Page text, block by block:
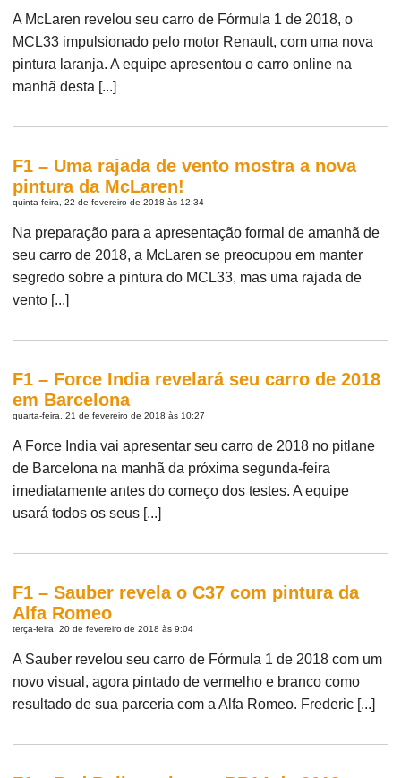
A McLaren revelou seu carro de Fórmula 1 de 2018, o
MCL33 impulsionado pelo motor Renault, com uma nova
pintura laranja. A equipe apresentou o carro online na
manhã desta [...]
F1 – Uma rajada de vento mostra a nova
pintura da McLaren!
quinta-feira, 22 de fevereiro de 2018 às 12:34
Na preparação para a apresentação formal de amanhã de
seu carro de 2018, a McLaren se preocupou em manter
segredo sobre a pintura do MCL33, mas uma rajada de
vento [...]
F1 – Force India revelará seu carro de 2018
em Barcelona
quarta-feira, 21 de fevereiro de 2018 às 10:27
A Force India vai apresentar seu carro de 2018 no pitlane
de Barcelona na manhã da próxima segunda-feira
imediatamente antes do começo dos testes. A equipe
usará todos os seus [...]
F1 – Sauber revela o C37 com pintura da
Alfa Romeo
terça-feira, 20 de fevereiro de 2018 às 9:04
A Sauber revelou seu carro de Fórmula 1 de 2018 com um
novo visual, agora pintado de vermelho e branco como
resultado de sua parceria com a Alfa Romeo. Frederic [...]